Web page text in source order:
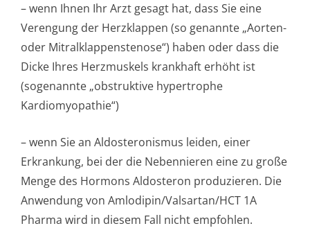
– wenn Ihnen Ihr Arzt gesagt hat, dass Sie eine
Verengung der Herzklappen (so genannte „Aorten-
oder Mitralklappen­stenose“) haben oder dass die
Dicke Ihres Herzmuskels krankhaft erhöht ist
(sogenannte „obstruktive hypertrophe
Kardiomyopathie“)
– wenn Sie an Aldosteronismus leiden, einer
Erkrankung, bei der die Nebennieren eine zu große
Menge des Hormons Aldosteron produzieren. Die
Anwendung von Amlodipin/Val­sartan/HCT 1A
Pharma wird in diesem Fall nicht empfohlen.